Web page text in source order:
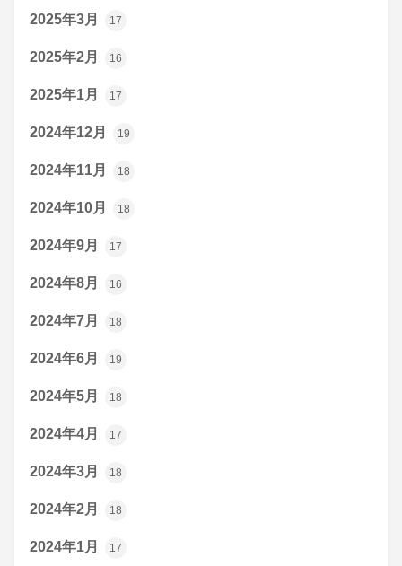
2025年3月 17
2025年2月 16
2025年1月 17
2024年12月 19
2024年11月 18
2024年10月 18
2024年9月 17
2024年8月 16
2024年7月 18
2024年6月 19
2024年5月 18
2024年4月 17
2024年3月 18
2024年2月 18
2024年1月 17